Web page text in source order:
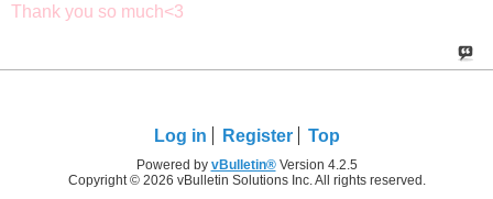
Thank you so much<3
Log in Register Top
Powered by vBulletin®Version 4.2.5
Copyright © 2026 vBulletin Solutions Inc. All rights reserved.